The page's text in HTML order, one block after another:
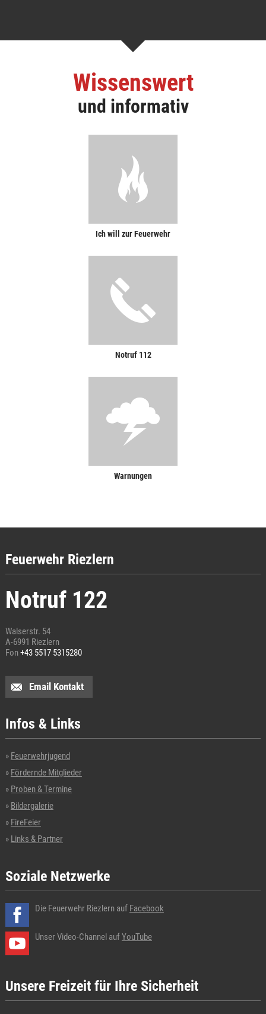
Wissenswert
und informativ
Ich will zur Feuerwehr
Notruf 112
Warnungen
Feuerwehr Riezlern
Notruf 122
Walserstr. 54
A-6991 Riezlern
Fon+43 5517 5315280
Email Kontakt
Infos & Links
Feuerwehrjugend
Fördernde Mitglieder
Proben & Termine
Bildergalerie
FireFeier
Links & Partner
Soziale Netzwerke
Die Feuerwehr Riezlern auf Facebook
Unser Video-Channel aufYouTube
Unsere Freizeit für Ihre Sicherheit